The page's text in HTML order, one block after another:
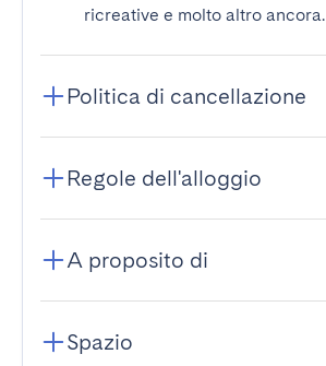
ricreative e molto altro ancora.
Politica di cancellazione
Regole dell'alloggio
A proposito di
Spazio